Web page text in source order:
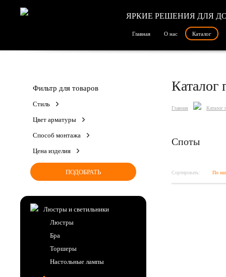
ЯРКИЕ РЕШЕНИЯ ДЛЯ
Главная О нас Каталог
Фильтр для товаров
Стиль
Цвет арматуры
Способ монтажа
Цена изделия
Люстры и светильники
Люстры
Бра
Торшеры
Настольные лампы
Каталог
Главная Каталог
Споты
Сортировать: По